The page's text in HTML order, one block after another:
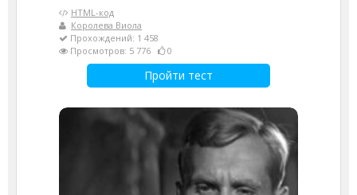
HTML-код
Королева Виола
Прохождений: 1 458
Просмотров: 5 776
0
Пройти тест